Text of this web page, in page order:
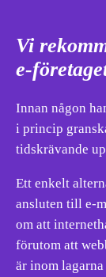
Vi
e-
Innan någon
i princip
tidskrävande
Ett enkelt
ansluten till e-
om att
förutom att
är inom